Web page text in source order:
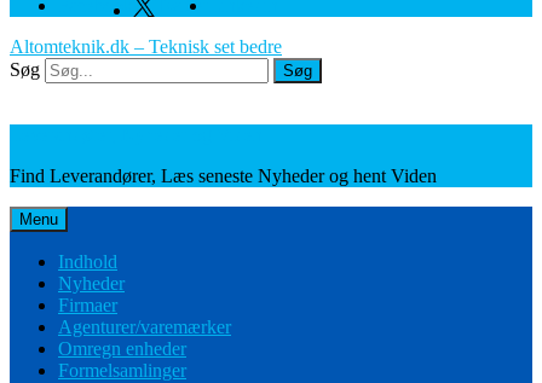
Facebook Twitter
Altomteknik.dk – Teknisk set bedre
Søg
Søg
Find Leverandører, Læs seneste Nyheder og hent Viden
Menu
Indhold
Nyheder
Firmaer
Agenturer/varemærker
Omregn enheder
Formelsamlinger